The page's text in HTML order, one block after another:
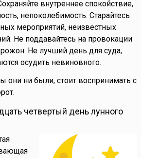
внутреннее спокойствие,
непоколебимость. Старайтесь
мероприятий, неизвестных
Не поддавайтесь на провокации
рожон. Не лучший день для суда,
осудить невиновного.
они ни были, стоит воспринимать с
четвертый день лунного